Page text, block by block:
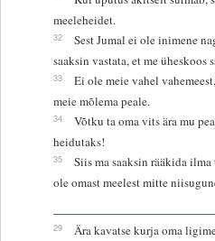
meeleheidet.
32
Sest Jumal ei ole inimene
saaksin vastata, et me üheskoos
33
Ei ole meie vahel
meie mõlema peale.
34
Võtku ta oma vits ära mu
heidutaks!
35
Siis ma saaksin rääkida ilma
ole omast meelest mitte
29
Ära kavatse kurja oma